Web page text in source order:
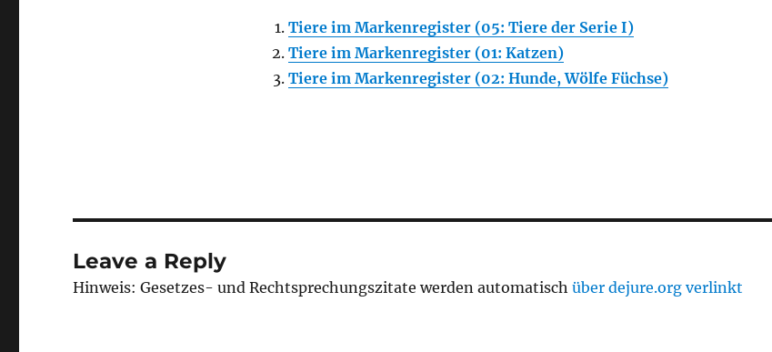
Tiere im Markenregister (05: Tiere der Serie I)
Tiere im Markenregister (01: Katzen)
Tiere im Markenregister (02: Hunde, Wölfe Füchse)
Leave a Reply
Hinweis: Gesetzes- und Rechtsprechungszitate werden automatischüber dejure.org verlinkt